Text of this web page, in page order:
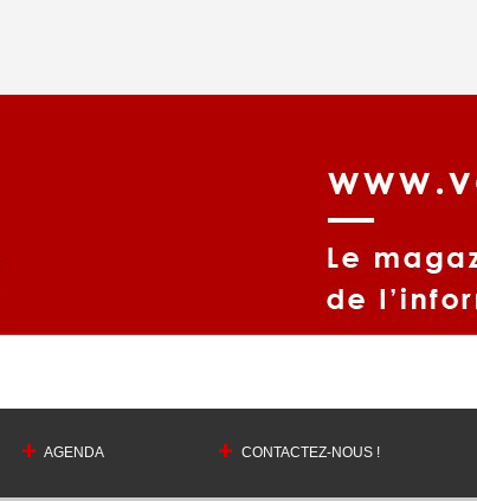
AGENDA CONTACTEZ-NOUS !